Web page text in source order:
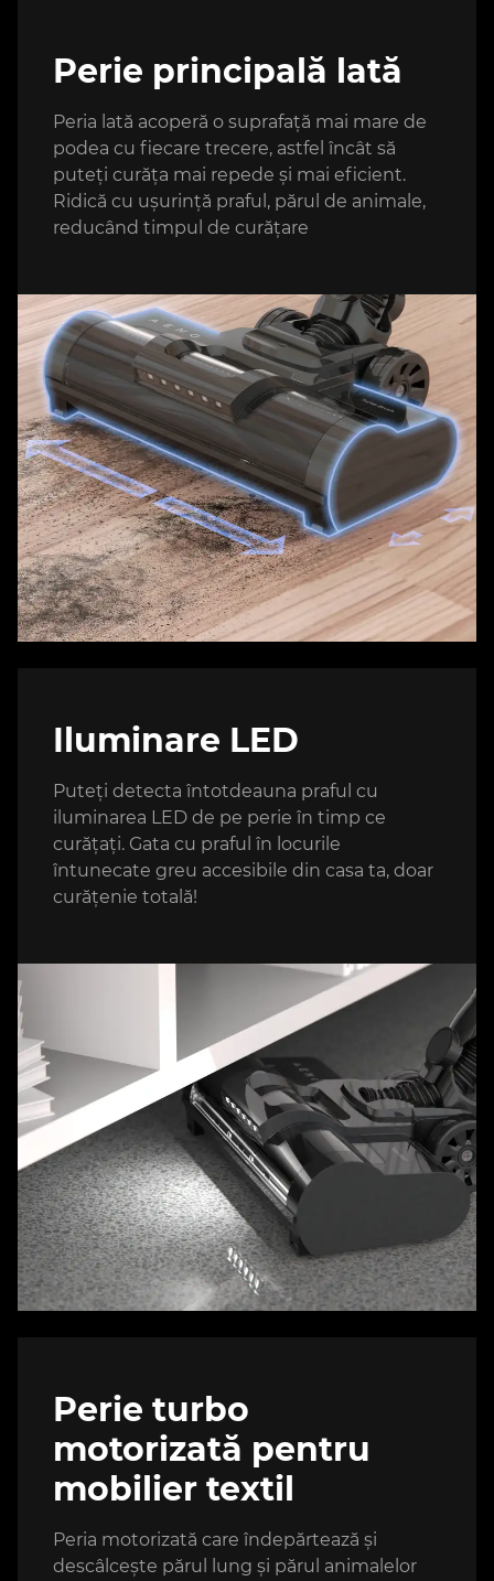
Perie principală lată
Peria lată acoperă o suprafață mai mare de
podea cu fiecare trecere, astfel încât să
puteți curăța mai repede și mai eficient.
Ridică cu ușurință praful, părul de animale,
reducând timpul de curățare
Iluminare LED
Puteți detecta întotdeauna praful cu
iluminarea LED de pe perie în timp ce
curățați. Gata cu praful în locurile
întunecate greu accesibile din casa ta, doar
curățenie totală!
Perie turbo
motorizată pentru
mobilier textil
Peria motorizată care îndepărtează și
descâlcește părul lung și părul animalelor